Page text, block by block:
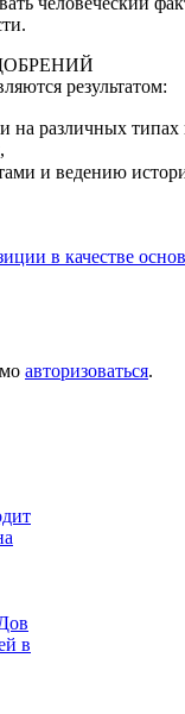
результатом:
на различных
и ведению
в качестве
авторизоваться.
в